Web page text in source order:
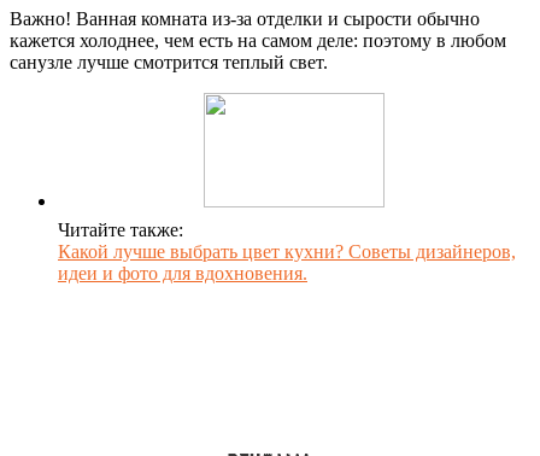
Важно! Ванная комната из-за отделки и сырости обычно
кажется холоднее, чем есть на самом деле: поэтому в любом
санузле лучше смотрится теплый свет.
Читайте также:
Какой лучше выбрать цвет кухни? Советы дизайнеров,
идеи и фото для вдохновения.